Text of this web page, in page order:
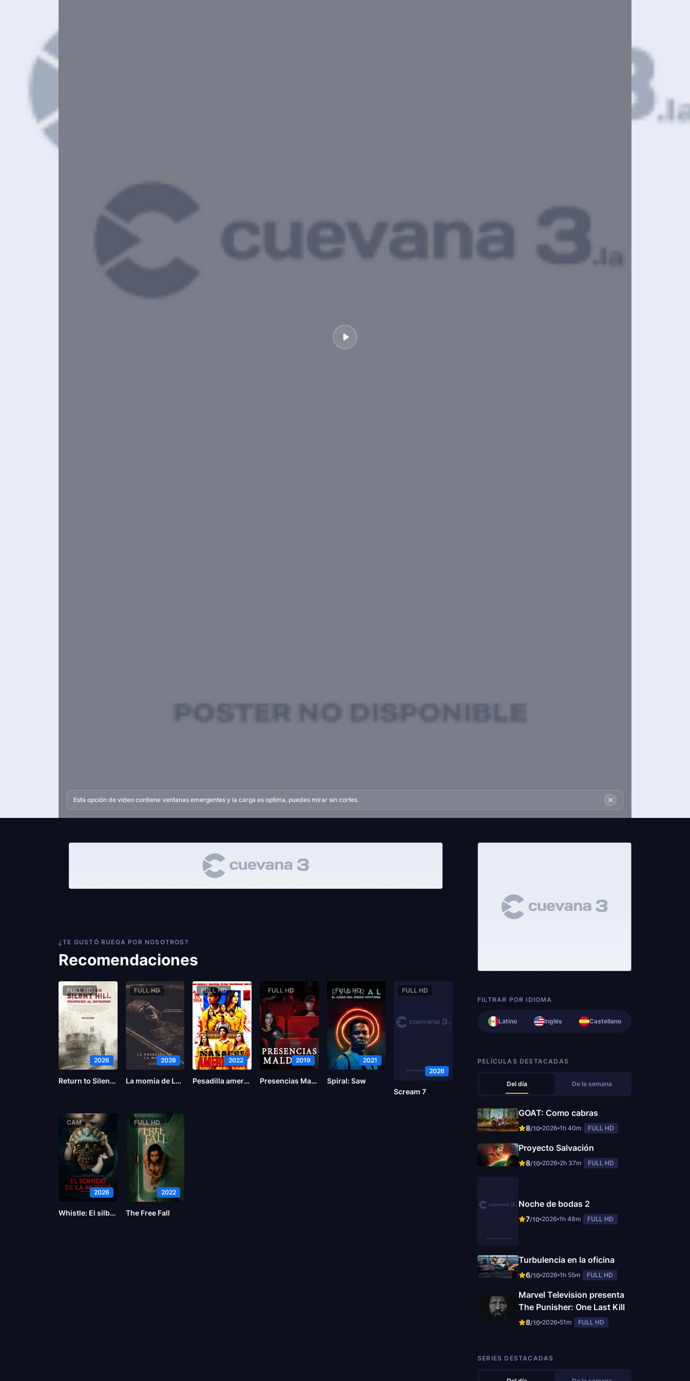
Esta opción de video contiene ventanas emergentes y la carga es optima, puedes mirar sin cortes.
¿TE GUSTÓ RUEGA POR NOSOTROS?
Recomendaciones
FULL HD
2026
Return to Silent Hill
FULL HD
2026
La momia de Lee Cronin
FULL HD
2022
Pesadilla americana
FULL HD
2019
Presencias Malditas
FULL HD
2021
Spiral: Saw
FULL HD
2026
Scream 7
CAM
2026
Whistle: El silbido del mal
FULL HD
2022
The Free Fall
FILTRAR POR IDIOMA
Latino Inglés Castellano
PELÍCULAS DESTACADAS
Del día De la semana
GOAT: Como cabras
8/10 2026 1h 40m FULL HD
Proyecto Salvación
8/10 2026 2h 37m FULL HD
Noche de bodas 2
7/10 2026 1h 48m FULL HD
Turbulencia en la oficina
6/10 2026 1h 55m FULL HD
Marvel Television presenta
The Punisher: One Last Kill
8/10 2026 51m FULL HD
SERIES DESTACADAS